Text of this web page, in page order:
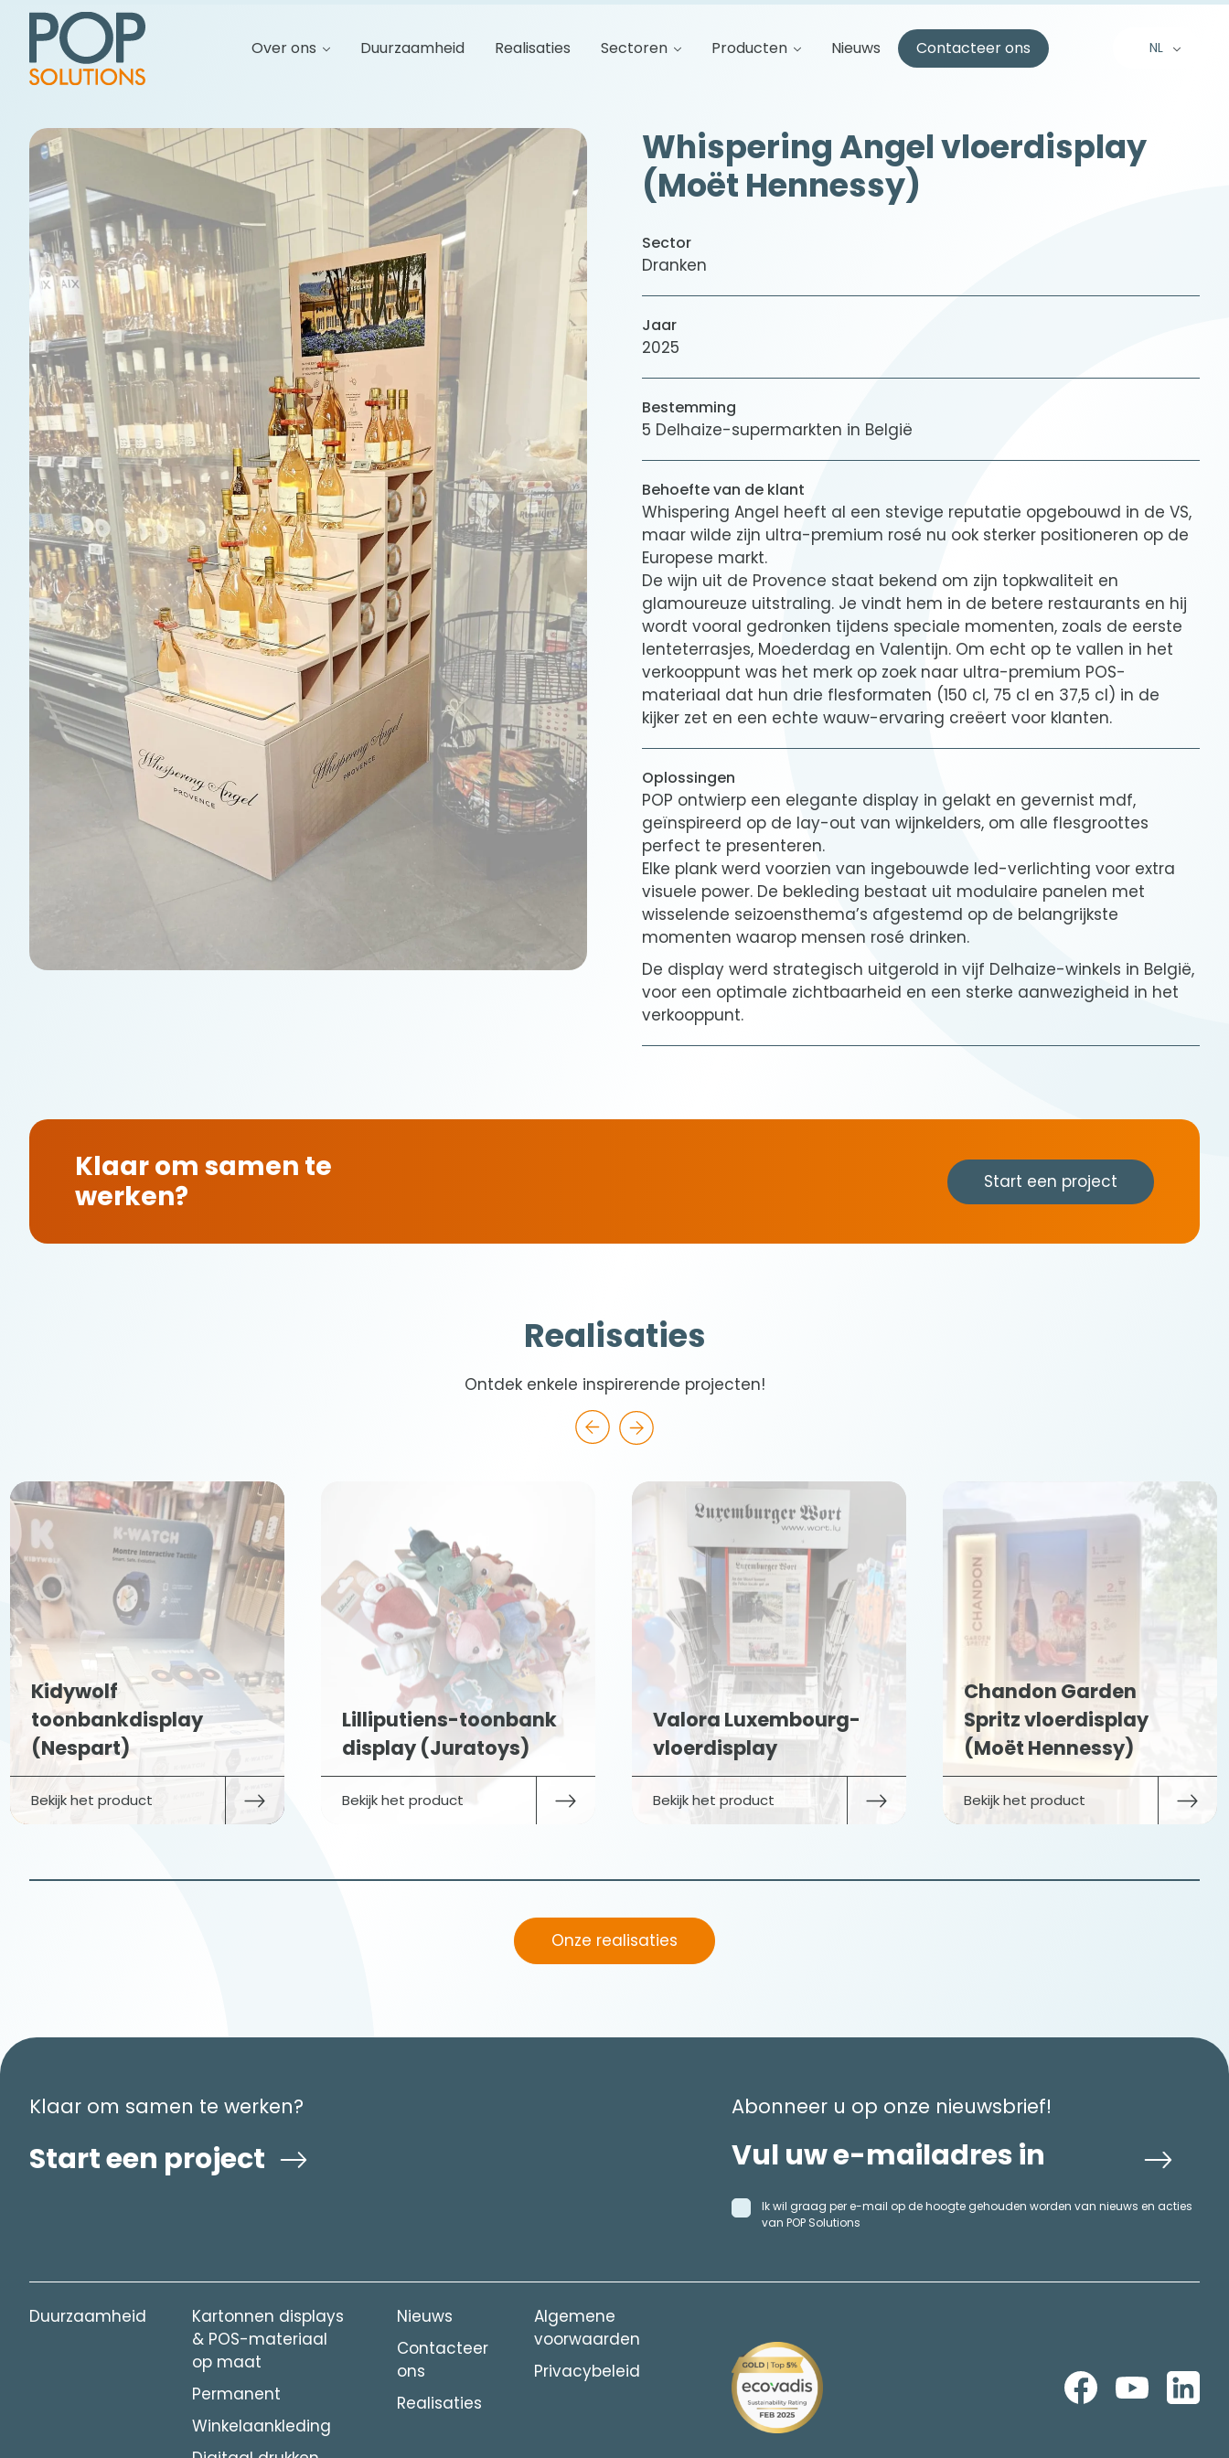
Over ons Duurzaamheid Realisaties Sectoren Producten Nieuws Contacteer ons NL
EN
Whispering Angel vloerdisplay
(Moët Hennessy)
Sector
Dranken
Jaar
2025
Bestemming
5 Delhaize-supermarkten in België
Behoefte van de klant
Whispering Angel heeft al een stevige reputatie opgebouwd in de VS,
maar wilde zijn ultra-premium rosé nu ook sterker positioneren op de
Europese markt.
De wijn uit de Provence staat bekend om zijn topkwaliteit en
glamoureuze uitstraling. Je vindt hem in de betere restaurants en hij
wordt vooral gedronken tijdens speciale momenten, zoals de eerste
lenteterrasjes, Moederdag en Valentijn. Om echt op te vallen in het
verkooppunt was het merk op zoek naar ultra-premium POS-
materiaal dat hun drie flesformaten (150 cl, 75 cl en 37,5 cl) in de
kijker zet en een echte wauw-ervaring creëert voor klanten.
Oplossingen
POP ontwierp een elegante display in gelakt en gevernist mdf,
geïnspireerd op de lay-out van wijnkelders, om alle flesgroottes
perfect te presenteren.
Elke plank werd voorzien van ingebouwde led-verlichting voor extra
visuele power. De bekleding bestaat uit modulaire panelen met
wisselende seizoensthema’s afgestemd op de belangrijkste
momenten waarop mensen rosé drinken.
De display werd strategisch uitgerold in vijf Delhaize-winkels in België,
voor een optimale zichtbaarheid en een sterke aanwezigheid in het
verkooppunt.
Klaar om samen te
werken?
Start een project
Realisaties
Ontdek enkele inspirerende projecten!
Lilliputiens-toonbank
display (Juratoys)
Bekijk het product
Valora Luxembourg-
vloerdisplay
Bekijk het product
Chandon Garden
Spritz vloerdisplay
(Moët Hennessy)
Bekijk het product
Sport
Bekijk het product
Onze realisaties
Klaar om samen te werken?
Start een project
Abonneer u op onze nieuwsbrief!
Ik wil graag per e-mail op de hoogte gehouden worden van nieuws en acties
van POP Solutions
Duurzaamheid
Kartonnen displays
& POS-materiaal
op maat
Permanent
Winkelaankleding
Nieuws
Contacteer
ons
Realisaties
Algemene
voorwaarden
Privacybeleid